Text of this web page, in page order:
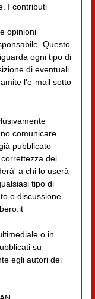
I contributi
opinioni
Questo
ogni tipo di
di eventuali
l'e-mail sotto
comunicare
pubblicato
dei
a chi lo userà
tipo di
o discussione.
o in
su
egli autori dei